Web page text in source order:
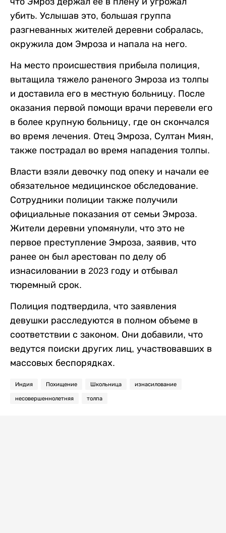
убить. Услышав это, большая группа
разгневанных жителей деревни собралась,
окружила дом Эмроза и напала на него.
На место происшествия прибыла полиция,
вытащила тяжело раненого Эмроза из толпы
и доставила его в местную больницу. После
оказания первой помощи врачи перевели его
в более крупную больницу, где он скончался
во время лечения. Отец Эмроза, Султан Миян,
также пострадал во время нападения толпы.
Власти взяли девочку под опеку и начали ее
обязательное медицинское обследование.
Сотрудники полиции также получили
официальные показания от семьи Эмроза.
Жители деревни упомянули, что это не
первое преступление Эмроза, заявив, что
ранее он был арестован по делу об
изнасиловании в 2023 году и отбывал
тюремный срок.
Полиция подтвердила, что заявления
девушки расследуются в полном объеме в
соответствии с законом. Они добавили, что
ведутся поиски других лиц, участвовавших в
массовых беспорядках.
Индия Похищение Школьница изнасилование
несовершеннолетняя толпа